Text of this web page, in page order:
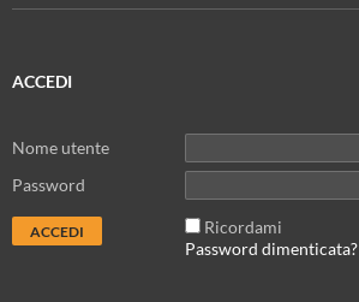
ACCEDI
Nome utente
Password
Ricordami
Password dimenticata?